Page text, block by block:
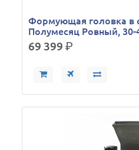
Формующая головка в
Полумесяц Ровный, 30-
69 399р.